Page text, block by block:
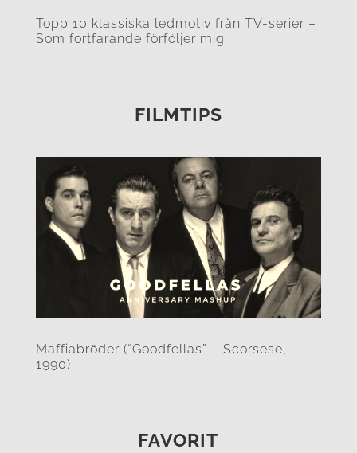
Topp 10 klassiska ledmotiv från TV-serier –
Som fortfarande förföljer mig
FILMTIPS
Maffiabröder (“Goodfellas” – Scorsese,
1990)
FAVORIT